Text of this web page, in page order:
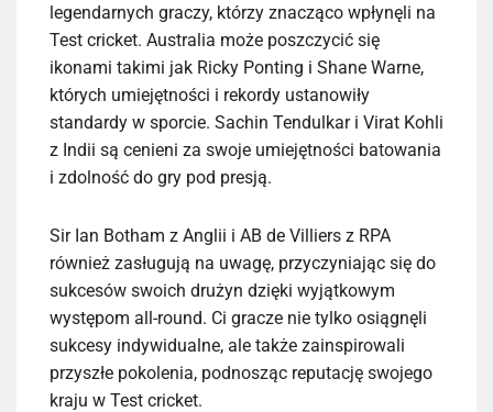
legendarnych graczy, którzy znacząco wpłynęli na
Test cricket. Australia może poszczycić się
ikonami takimi jak Ricky Ponting i Shane Warne,
których umiejętności i rekordy ustanowiły
standardy w sporcie. Sachin Tendulkar i Virat Kohli
z Indii są cenieni za swoje umiejętności batowania
i zdolność do gry pod presją.
Sir Ian Botham z Anglii i AB de Villiers z RPA
również zasługują na uwagę, przyczyniając się do
sukcesów swoich drużyn dzięki wyjątkowym
występom all-round. Ci gracze nie tylko osiągnęli
sukcesy indywidualne, ale także zainspirowali
przyszłe pokolenia, podnosząc reputację swojego
kraju w Test cricket.